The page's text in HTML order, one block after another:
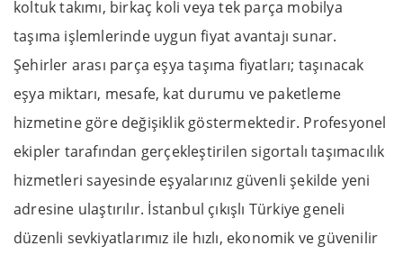
koltuk takımı, birkaç koli veya tek parça mobilya
taşıma işlemlerinde uygun fiyat avantajı sunar.
Şehirler arası parça eşya taşıma fiyatları; taşınacak
eşya miktarı, mesafe, kat durumu ve paketleme
hizmetine göre değişiklik göstermektedir. Profesyonel
ekipler tarafından gerçekleştirilen sigortalı taşımacılık
hizmetleri sayesinde eşyalarınız güvenli şekilde yeni
adresine ulaştırılır. İstanbul çıkışlı Türkiye geneli
düzenli sevkiyatlarımız ile hızlı, ekonomik ve güvenilir